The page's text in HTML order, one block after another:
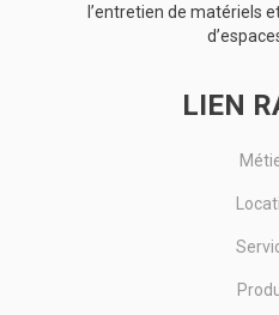
l’entretien de matériels
LIEN